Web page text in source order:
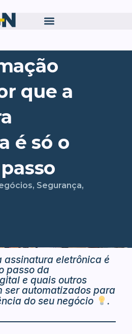
que a
é só o
, Segurança,
assinatura eletrônica é
passo da
e quais outros
ser automatizados para
do seu negócio
.